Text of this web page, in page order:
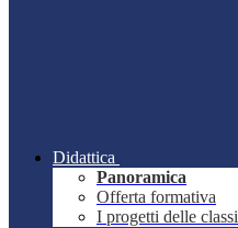
Didattica
Panoramica
Offerta formativa
I progetti delle classi